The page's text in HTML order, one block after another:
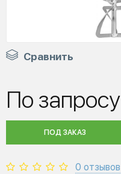
Сравнить
По запросу
ПОД ЗАКАЗ
0 отзывов